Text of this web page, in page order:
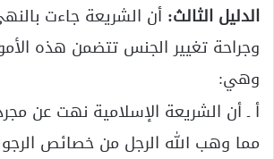
الدليل الثالث: أن الشريعة جاءت
وجراحة تغيير الجنس تتضمن هذه
وهي:
أ ـ أن الشريعة الإسلامية نهت عن
مما وهب الله الرجل من خصائص